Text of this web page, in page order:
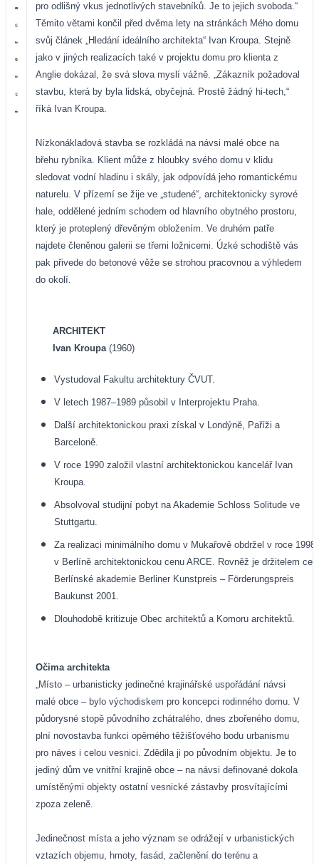
pro odlišný vkus jednotlivých stavebníků. Je to jejich svoboda.“
Těmito větami končil před dvěma lety na stránkách Mého domu
svůj článek „Hledání ideálního architekta“ Ivan Kroupa. Stejně
jako v jiných realizacích také v projektu domu pro klienta z
Anglie dokázal, že svá slova myslí vážně. „Zákazník požadoval
stavbu, která by byla lidská, obyčejná. Prostě žádný hi-tech,“
říká Ivan Kroupa.
Nízkonákladová stavba se rozkládá na návsi malé obce na
břehu rybníka. Klient může z hloubky svého domu v klidu
sledovat vodní hladinu i skály, jak odpovídá jeho romantickému
naturelu. V přízemí se žije ve „studené“, architektonicky syrové
hale, oddělené jedním schodem od hlavního obytného prostoru,
který je proteplený dřevěným obložením. Ve druhém patře
najdete členěnou galerii se třemi ložnicemi. Úzké schodiště vás
pak přivede do betonové věže se strohou pracovnou a výhledem
do okolí.
ARCHITEKT
Ivan Kroupa (1960)
Vystudoval Fakultu architektury ČVUT.
V letech 1987–1989 působil v Interprojektu Praha.
Další architektonickou praxi získal v Londýně, Paříži a
Barceloně.
V roce 1990 založil vlastní architektonickou kancelář Ivan
Kroupa.
Absolvoval studijní pobyt na Akademie Schloss Solitude ve
Stuttgartu.
Za realizaci minimálního domu v Mukařově obdržel v roce 1998
v Berlíně architektonickou cenu ARCE. Rovněž je držitelem
Berlínské akademie Berliner Kunstpreis – Förderungspreis
Baukunst 2001.
Dlouhodobě kritizuje Obec architektů a Komoru architektů.
Očima architekta
„Místo – urbanisticky jedinečné krajinářské uspořádání návsi
malé obce – bylo východiskem pro koncepci rodinného domu. V
půdorysné stopě původního zchátralého, dnes zbořeného domu,
plní novostavba funkci opěrného těžišťového bodu urbanismu
pro náves i celou vesnici. Zdědila ji po původním objektu. Je to
jediný dům ve vnitřní krajině obce – na návsi definované dokola
umístěnými objekty ostatní vesnické zástavby prosvítajícími
zpoza zeleně.
Jedinečnost místa a jeho význam se odrážejí v urbanistických
vztazích objemu, hmoty, fasád, začlenění do terénu a